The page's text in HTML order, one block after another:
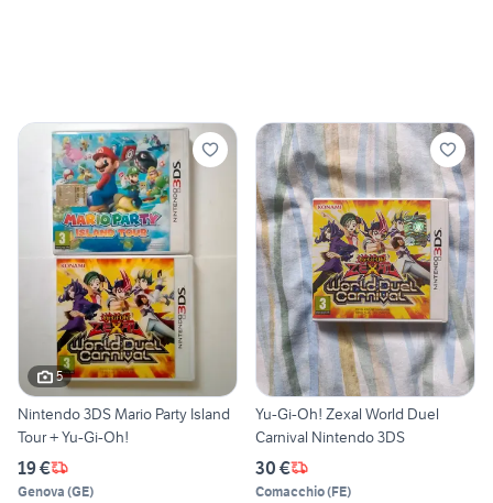
5
Nintendo 3DS Mario Party Island
Tour + Yu-Gi-Oh!
19 €
Genova (GE)
Yu-Gi-Oh! Zexal World Duel
Carnival Nintendo 3DS
30 €
Comacchio(FE)